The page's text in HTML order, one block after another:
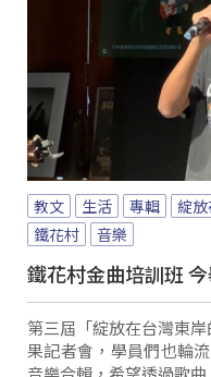
教文 生活 專輯 綻
鐵花村
音樂
鐵花村金曲培訓班
第三屆「綻放在台灣東
果記者會，學員們也輪